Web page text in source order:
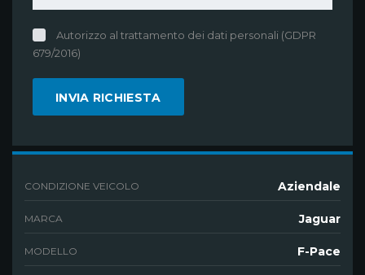
Autorizzo al trattamento dei dati personali (GDPR
679/2016)
CONDIZIONE VEICOLO Aziendale
MARCA Jaguar
MODELLO F-Pace